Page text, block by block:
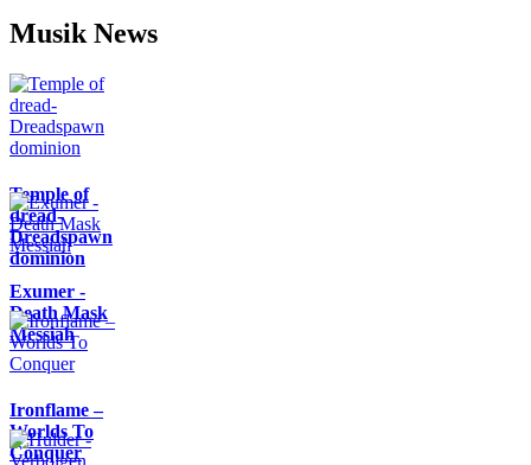
Musik News
Temple of
dread-
Dreadspawn
dominion
Exumer -
Death Mask
Messiah
Ironflame –
Worlds To
Conquer